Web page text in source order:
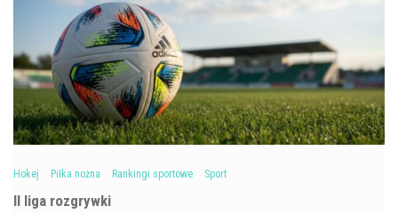
Hokej Piłka nożna Rankingi sportowe Sport
II liga rozgrywki